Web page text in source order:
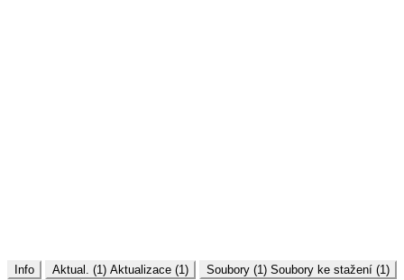
Info Aktual. (1) Aktualizace (1) Soubory (1) Soubory ke stažení (1)